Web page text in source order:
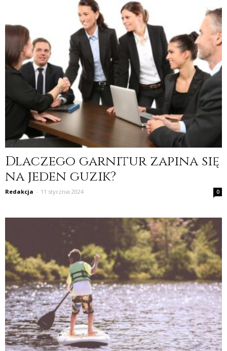
Dlaczego garnitur zapina się
na jeden guzik?
Redakcja - 11 stycznia 2024 0